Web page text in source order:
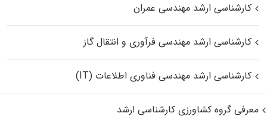
کارشناسی ارشد مهندسی عمران
کارشناسی ارشد مهندسی فرآوری و انتقال گاز
کارشناسی ارشد مهندسی فناوری اطلاعات (IT)
معرفی گروه کشاورزی کارشناسی ارشد